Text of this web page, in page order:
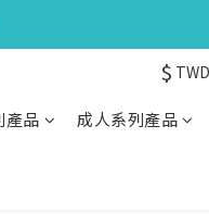
$ TWD
產品 成人系列產品